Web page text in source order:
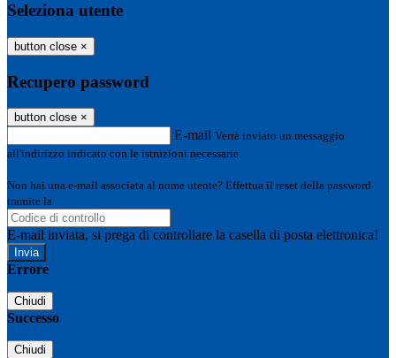
Seleziona utente
button close ×
Recupero password
button close ×
E-mail Verrà inviato un messaggio
all'indirizzo indicato con le istruzioni necessarie.
Non hai una e-mail associata al nome utente? Effettua il reset della password
tramite la
E-mail inviata, si prega di controllare la casella di posta elettronica!
Errore
Chiudi
Successo
Chiudi